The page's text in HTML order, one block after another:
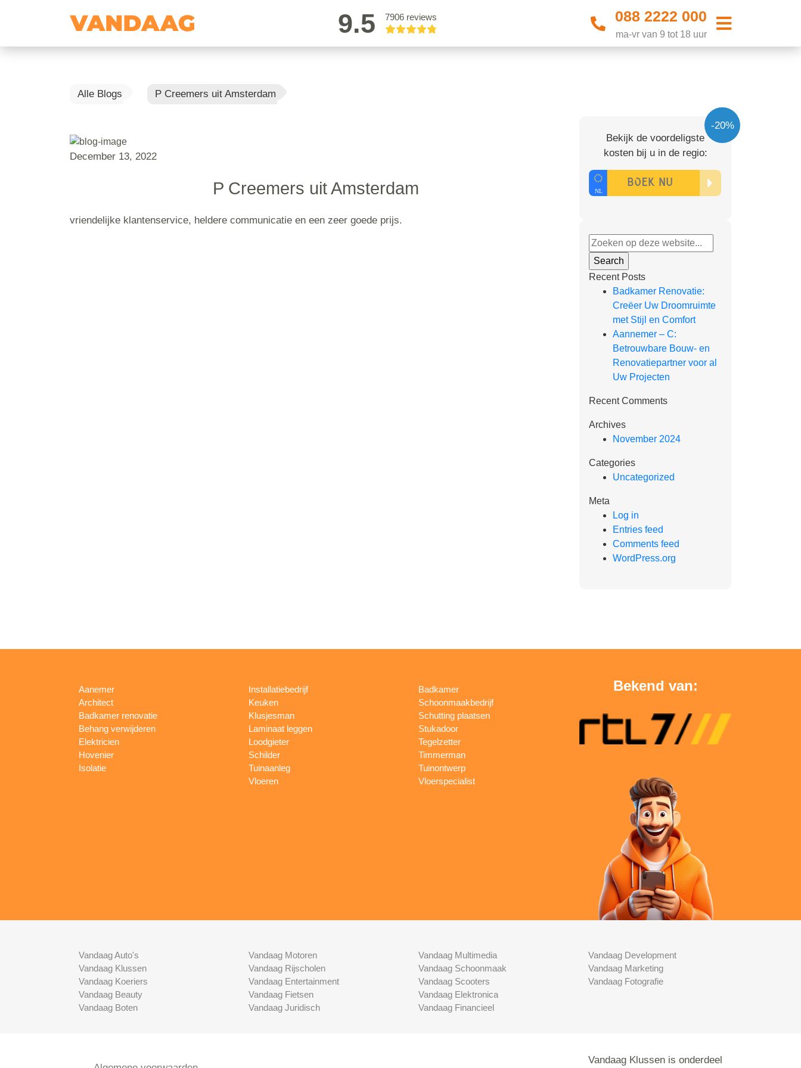
9.5 7906 reviews 088 2222 000
ma-vr van 9 tot 18 uur
Alle Blogs P Creemers uit Amsterdam
December 13, 2022
P Creemers uit Amsterdam
vriendelijke klantenservice, heldere communicatie en een zeer goede prijs.
-20%
Bekijk de voordeligste
kosten bij u in de regio:
Recent Posts
Badkamer Renovatie:
Creëer Uw Droomruimte
met Stijl en Comfort
Aannemer – C:
Betrouwbare Bouw- en
Renovatiepartner voor al
Uw Projecten
Recent Comments
Archives
November 2024
Categories
Uncategorized
Meta
Log in
Entries feed
Comments feed
WordPress.org
Aanemer
Architect
Badkamer renovatie
Behang verwijderen
Elektricien
Hovenier
Isolatie
Installatiebedrijf
Keuken
Klusjesman
Laminaat leggen
Loodgieter
Schilder
Tuinaanleg
Vloeren
Badkamer
Schoonmaakbedrijf
Schutting plaatsen
Stukadoor
Tegelzetter
Timmerman
Tuinontwerp
Vloerspecialist
Bekend van:
Vandaag Auto's
Vandaag Klussen
Vandaag Koeriers
Vandaag Beauty
Vandaag Boten
Vandaag Motoren
Vandaag Rijscholen
Vandaag Entertainment
Vandaag Fietsen
Vandaag Juridisch
Vandaag Multimedia
Vandaag Schoonmaak
Vandaag Scooters
Vandaag Elektronica
Vandaag Financieel
Vandaag Development
Vandaag Marketing
Vandaag Fotografie
Vandaag Klussen is onderdeel